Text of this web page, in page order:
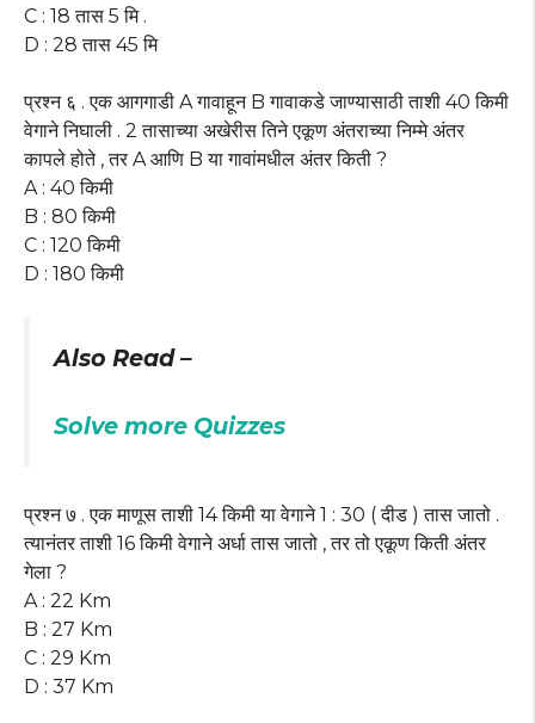
C : 18 तास 5 मि .
D : 28 तास 45 मि
प्रश्न ६ . एक आगगाडी A गावाहून B गावाकडे जाण्यासाठी ताशी 40 किमी
वेगाने निघाली . 2 तासाच्या अखेरीस तिने एकूण अंतराच्या निम्मे अंतर
कापले होते , तर A आणि B या गावांमधील अंतर किती ?
A : 40 किमी
B : 80 किमी
C : 120 किमी
D : 180 किमी
Also Read –
Solve more Quizzes
प्रश्न ७ . एक माणूस ताशी 14 किमी या वेगाने 1 : 30 ( दीड ) तास जातो .
त्यानंतर ताशी 16 किमी वेगाने अर्धा तास जातो , तर तो एकूण किती अंतर
गेला ?
A : 22 Km
B : 27 Km
C : 29 Km
D : 37 Km